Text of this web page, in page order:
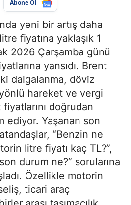
Abone Ol
yeni bir artış daha
fiyatına yaklaşık 1
2026 Çarşamba günü
yansıdı. Brent
dalgalanma, döviz
hareket ve vergi
fiyatlarını doğrudan
ediyor. Yaşanan son
“Benzin ne
litre fiyatı kaç TL?”,
durum ne?” sorularına
Özellikle motorin
ticari araç